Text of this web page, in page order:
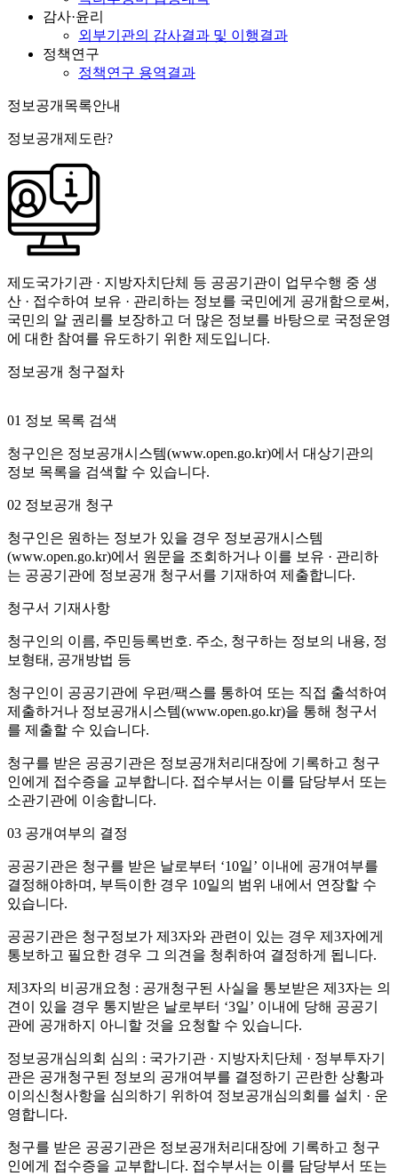
감사·윤리
외부기관의 감사결과 및 이행결과
정책연구
정책연구 용역결과
정보공개목록안내
정보공개제도란?
제도국가기관 · 지방자치단체 등 공공기관이 업무수행 중 생
산 · 접수하여 보유 · 관리하는 정보를 국민에게 공개함으로써,
국민의 알 권리를 보장하고 더 많은 정보를 바탕으로 국정운영
에 대한 참여를 유도하기 위한 제도입니다.
정보공개 청구절차
01 정보 목록 검색
청구인은 정보공개시스템(www.open.go.kr)에서 대상기관의
정보 목록을 검색할 수 있습니다.
02 정보공개 청구
청구인은 원하는 정보가 있을 경우 정보공개시스템
(www.open.go.kr)에서 원문을 조회하거나 이를 보유 · 관리하
는 공공기관에 정보공개 청구서를 기재하여 제출합니다.
청구서 기재사항
청구인의 이름, 주민등록번호. 주소, 청구하는 정보의 내용, 정
보형태, 공개방법 등
청구인이 공공기관에 우편/팩스를 통하여 또는 직접 출석하여
제출하거나 정보공개시스템(www.open.go.kr)을 통해 청구서
를 제출할 수 있습니다.
청구를 받은 공공기관은 정보공개처리대장에 기록하고 청구
인에게 접수증을 교부합니다. 접수부서는 이를 담당부서 또는
소관기관에 이송합니다.
03 공개여부의 결정
공공기관은 청구를 받은 날로부터 ‘10일’ 이내에 공개여부를
결정해야하며, 부득이한 경우 10일의 범위 내에서 연장할 수
있습니다.
공공기관은 청구정보가 제3자와 관련이 있는 경우 제3자에게
통보하고 필요한 경우 그 의견을 청취하여 결정하게 됩니다.
제3자의 비공개요청 : 공개청구된 사실을 통보받은 제3자는 의
견이 있을 경우 통지받은 날로부터 ‘3일’ 이내에 당해 공공기
관에 공개하지 아니할 것을 요청할 수 있습니다.
정보공개심의회 심의 : 국가기관 · 지방자치단체 · 정부투자기
관은 공개청구된 정보의 공개여부를 결정하기 곤란한 상황과
이의신청사항을 심의하기 위하여 정보공개심의회를 설치 · 운
영합니다.
청구를 받은 공공기관은 정보공개처리대장에 기록하고 청구
인에게 접수증을 교부합니다. 접수부서는 이를 담당부서 또는